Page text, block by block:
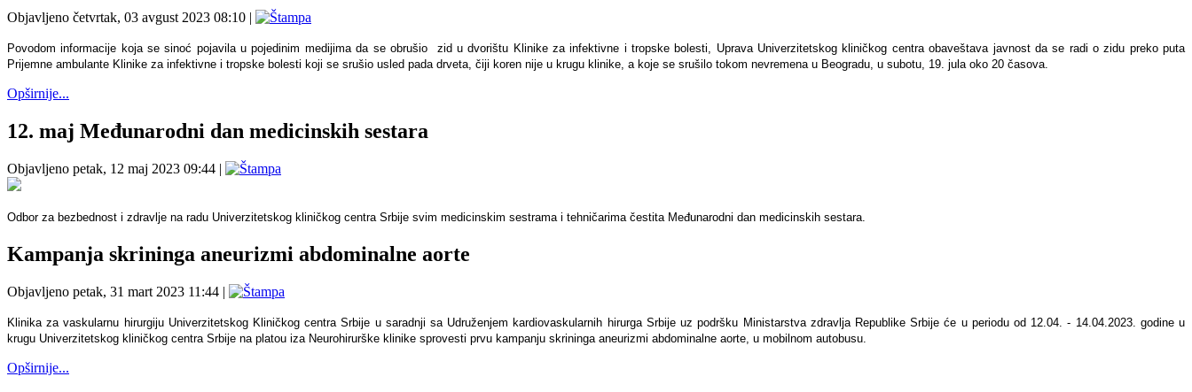
Objavljeno četvrtak, 03 avgust 2023 08:10 |
Povodom informacije koja se sinoć pojavila u pojedinim medijima da se obrušio zid u dvorištu Klinike za infektivne i tropske bolesti, Uprava Univerzitetskog kliničkog centra obaveštava javnost da se radi o zidu preko puta
Prijemne ambulante Klinike za infektivne i tropske bolesti koji se srušio usled pada drveta, čiji koren nije u krugu klinike, a koje se srušilo tokom nevremena u Beogradu, u subotu, 19. jula oko 20 časova.
Opširnije...
12. maj Međunarodni dan medicinskih sestara
Objavljeno petak, 12 maj 2023 09:44 |
Odbor za bezbednost i zdravlje na radu Univerzitetskog kliničkog centra Srbije svim medicinskim sestrama i tehničarima čestita Međunarodni dan medicinskih sestara.
Kampanja skrininga aneurizmi abdominalne aorte
Objavljeno petak, 31 mart 2023 11:44 |
Klinika za vaskularnu hirurgiju Univerzitetskog Kliničkog centra Srbije u saradnji sa Udruženjem kardiovaskularnih hirurga Srbije uz podršku Ministarstva zdravlja Republike Srbije će u periodu od 12.04. - 14.04.2023. godine u
krugu Univerzitetskog kliničkog centra Srbije na platou iza Neurohirurške klinike sprovesti prvu kampanju skrininga aneurizmi abdominalne aorte, u mobilnom autobusu.
Opširnije...